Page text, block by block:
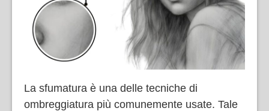
La sfumatura è una delle tecniche di
ombreggiatura più comunemente usate. Tale